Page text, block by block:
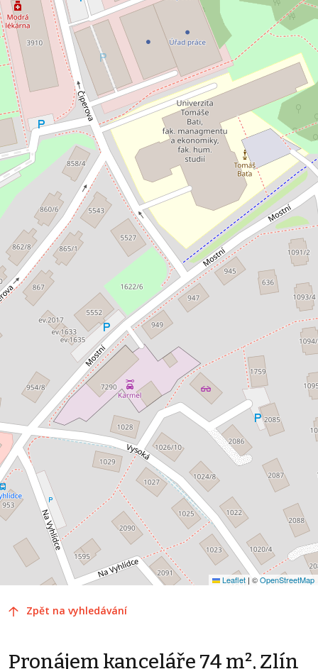
Leaflet | ©OpenStreetMap
Zpět na vyhledávání
Pronájem kanceláře 74 m², Zlín